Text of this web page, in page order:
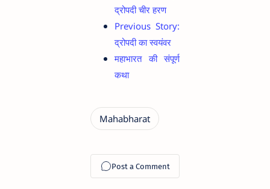
द्रोपदी चीर हरण
Previous Story:
द्रोपदी का स्वयंवर
महाभारत की संपूर्ण
कथा